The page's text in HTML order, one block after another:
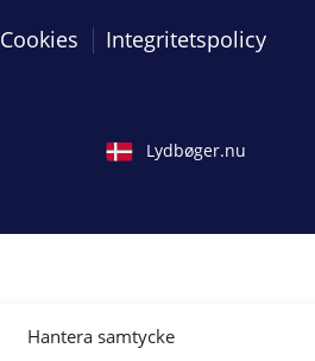
Hantera samtycke
Cookies Integritetspolicy
Lydbøger.nu